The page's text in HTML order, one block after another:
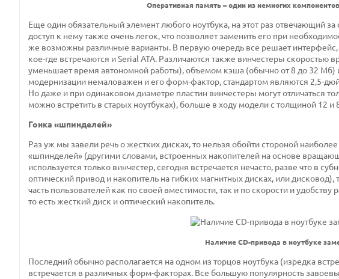
Оперативная память – один из немногих
Еще один обязательный элемент любого ноутбука, на этот раз отвечающий
доступ к нему также очень легок, что позволяет заменить его при
же возможны различные варианты. В первую очередь все решает
кое-где встречаются и Serial ATA. Различаются также винчестеры
уменьшает время автономной работы), объемом кэша (обычно от 8 до 32 Мб)
модернизации немаловажен и его форм-фактор, стандартом являются 2,5-
Но даже и при одинаковом диаметре пластин винчестеры могут отличаться
можно встретить в старых ноутбуках), больше в ходу модели с толщиной 12 и
Гонка «шпинделей»
Раз уж мы завели речь о жестких дисках, то нельзя обойти стороной
«шпинделей» (другими словами, встроенных накопителей на основе
используется только винчестер, сегодня встречается нечасто, разве что в
оптический привод и накопитель на гибких магнитных дисках, или
часть пользователей как по своей вместимости, так и по скорости и
то есть жесткий диск и оптический накопитель.
Наличие CD-привода в ноутбуке
Последний обычно располагается на одном из торцов ноутбука (изредка
встречается в различных форм-факторах. Все большую популярность